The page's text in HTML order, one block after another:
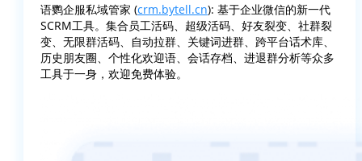
语鹦企服私域管家 (crm.bytell.cn): 基于企业微信的新一代
SCRM工具。集合员工活码、超级活码、好友裂变、社群裂
变、无限群活码、自动拉群、关键词进群、跨平台话术库、
历史朋友圈、个性化欢迎语、会话存档、进退群分析等众多
工具于一身，欢迎免费体验。